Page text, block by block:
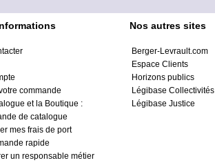
commande
et la Boutique :
de catalogue
mes frais de port
rapide
un responsable métier
Nos autres sites
Berger-Levrault.com
Espace Clients
Horizons publics
Légibase Collectivités
Légibase Justice